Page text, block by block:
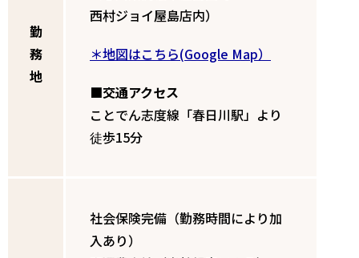
勤
務
地
西村ジョイ屋島店内）
＊地図はこちら(Google Map）
■交通アクセス
ことでん志度線「春日川駅」より
徒歩15分
社会保険完備（勤務時間により加
入あり）